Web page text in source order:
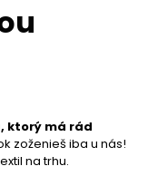
ktorý má rád
zoženieš iba u nás!
na trhu.